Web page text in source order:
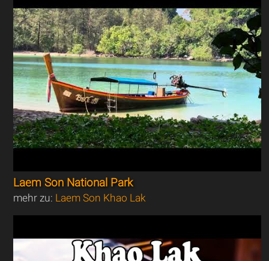
Laem Son National Park
mehr zu: Laem Son Khao Lak